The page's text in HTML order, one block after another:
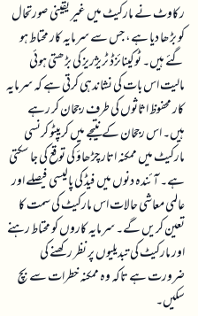
رکاوٹ نے مارکیٹ میں غیر یقینی صورتحال
کو بڑھا دیا ہے، جس سے سرمایہ کار محتاط ہو
گئے ہیں۔ ٹوکینائزڈ ٹریژریز کی بڑھتی ہوئی
مالیت اس بات کی نشاندہی کرتی ہے کہ سرمایہ
کار محفوظ اثاثوں کی طرف رجحان کر رہے
ہیں۔ اس رجحان کے نتیجے میں کریپٹو کرنسی
مارکیٹ میں ممکنہ اتار چڑھاؤ کی توقع کی جا سکتی
ہے۔ آئندہ دنوں میں فیڈ کی پالیسی فیصلے اور
عالمی معاشی حالات اس مارکیٹ کی سمت کا
تعین کریں گے۔ سرمایہ کاروں کو محتاط رہنے
اور مارکیٹ کی تبدیلیوں پر نظر رکھنے کی
ضرورت ہے تاکہ وہ ممکنہ خطرات سے بچ
سکیں۔